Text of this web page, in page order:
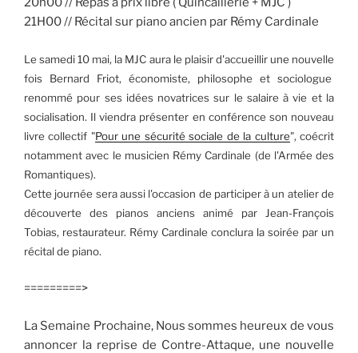
21H00 // Récital sur piano ancien par Rémy Cardinale
Le samedi 10 mai, la MJC aura le plaisir d'accueillir une nouvelle
fois Bernard Friot, économiste, philosophe et sociologue
renommé pour ses idées novatrices sur le salaire à vie et la
socialisation. Il viendra présenter en conférence son nouveau
livre collectif "Pour une sécurité sociale de la culture", coécrit
notamment avec le musicien Rémy Cardinale (de l'Armée des
Romantiques).
Cette journée sera aussi l'occasion de participer à un atelier de
découverte des pianos anciens animé par Jean-François
Tobias, restaurateur. Rémy Cardinale conclura la soirée par un
récital de piano.
=========>
La Semaine Prochaine, Nous sommes heureux de vous
annoncer la reprise de Contre-Attaque, une nouvelle